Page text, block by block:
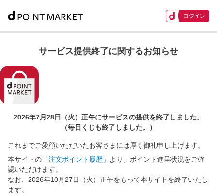
サービス提供終了に関するお知らせ
2026年7月28日（火）正午にサービスの提供を終了しました。
（毎日くじも終了しました。）
これまでご愛顧いただいたお客さまには厚く御礼申し上げます。
本サイトの 「注文ポイント履歴」
より、ポイント進呈状況をご確
認いただけます。
なお、2026年10月27日（火）正午をもって本サイトを終了いたし
ます。